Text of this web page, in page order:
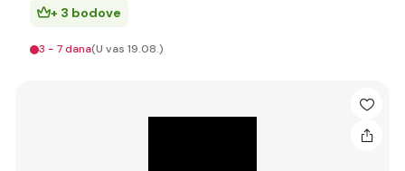
+ 3 bodove
3 - 7 dana(U vas 19.08.)